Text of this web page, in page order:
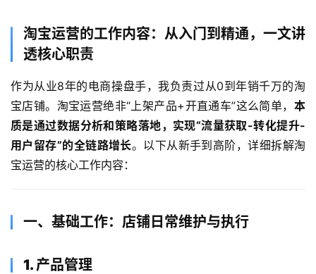
淘宝运营的工作内容：从入门到精通，一文讲
透核心职责
作为从业8年的电商操盘手，我负责过从0到年销千万的淘
宝店铺。淘宝运营绝非“上架产品+开直通车”这么简单，​ 本
质是通过数据分析和策略落地，实现“流量获取-转化提升-
用户留存”的全链路增长。以下从新手到高阶，详细拆解淘
宝运营的核心工作内容：
​一、基础工作：店铺日常维护与执行
​1. 产品管理